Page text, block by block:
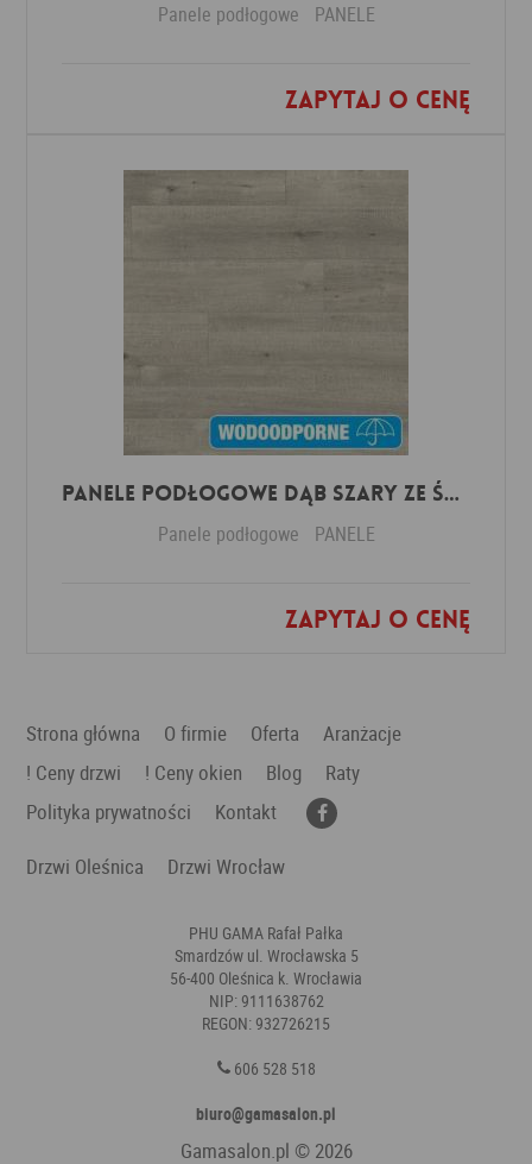
Panele podłogowe PANELE
Zapytaj o cenę
Dodaj do ulubionych
Panele Podłogowe Dąb Szary ze śladami cięcia piłą IMU1858 AC5 12 mm
Panele podłogowe PANELE
Zapytaj o cenę
Dodaj do ulubionych
Strona główna O firmie Oferta
Aranżacje
! Ceny drzwi
! Ceny okien Blog
Raty
Polityka prywatności
Kontakt
Drzwi Oleśnica
Drzwi Wrocław
PHU GAMA Rafał Pałka
Smardzów ul. Wrocławska 5
56-400 Oleśnica k. Wrocławia
NIP: 9111638762
REGON: 932726215
606 528 518
biuro@gamasalon.pl
Gamasalon.pl © 2026